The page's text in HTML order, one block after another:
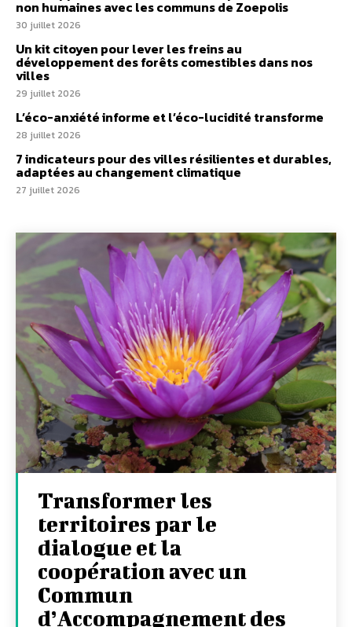
non humaines avec les communs de Zoepolis
30 juillet 2026
Un kit citoyen pour lever les freins au
développement des forêts comestibles dans nos
villes
29 juillet 2026
L’éco-anxiété informe et l’éco-lucidité transforme
28 juillet 2026
7 indicateurs pour des villes résilientes et durables,
adaptées au changement climatique
27 juillet 2026
Transformer les
territoires par le
dialogue et la
coopération avec un
Commun
d’Accompagnement des